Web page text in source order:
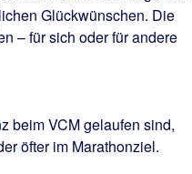
Glückwünschen. Die
– für sich oder für andere
beim VCM gelaufen sind,
öfter im Marathonziel.